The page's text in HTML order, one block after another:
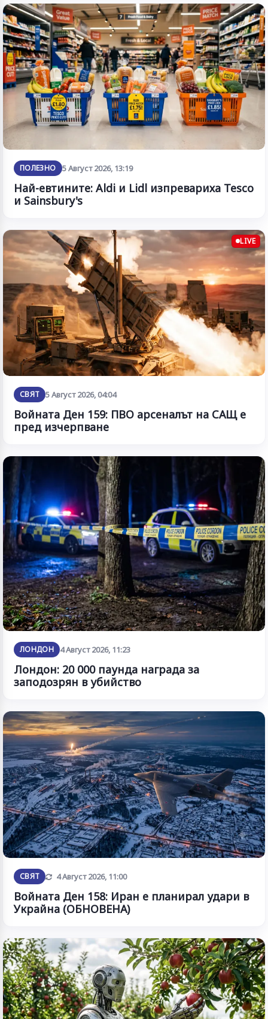
ПОЛЕЗНО 5 Август 2026, 13:19
Най-евтините: Aldi и Lidl изпревариха Tesco
и Sainsbury's
LIVE
СВЯТ 5 Август 2026, 04:04
Войната Ден 159: ПВО арсеналът на САЩ е
пред изчерпване
ЛОНДОН 4 Август 2026, 11:23
Лондон: 20 000 паунда награда за
заподозрян в убийство
СВЯТ Обновена
4 Август 2026, 11:00
Войната Ден 158: Иран е планирал удари в
Украйна (ОБНОВЕНА)